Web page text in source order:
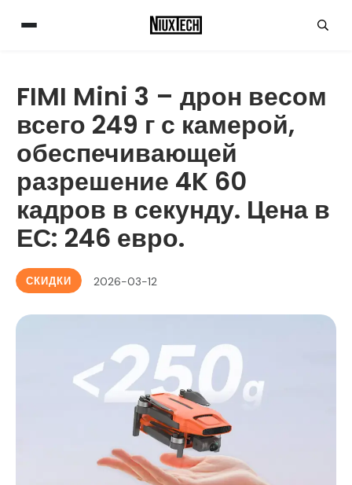
FIMI Mini 3 – дрон весом
всего 249 г с камерой,
обеспечивающей
разрешение 4K 60
кадров в секунду. Цена в
ЕС: 246 евро.
СКИДКИ 2026-03-12